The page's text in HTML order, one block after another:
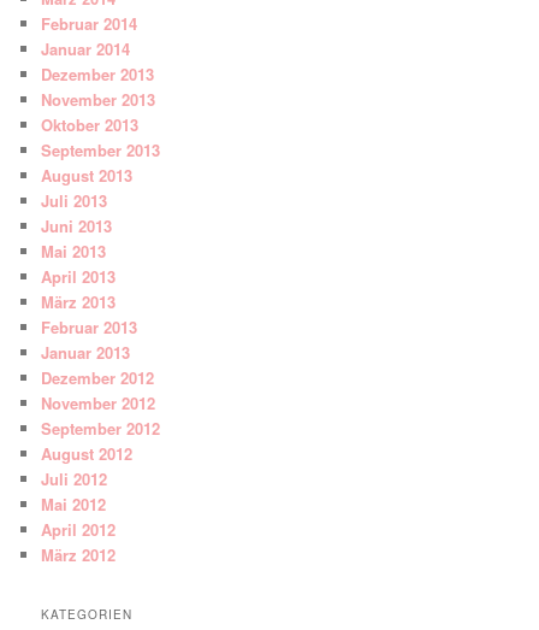
Februar 2014
Januar 2014
Dezember 2013
November 2013
Oktober 2013
September 2013
August 2013
Juli 2013
Juni 2013
Mai 2013
April 2013
März 2013
Februar 2013
Januar 2013
Dezember 2012
November 2012
September 2012
August 2012
Juli 2012
Mai 2012
April 2012
März 2012
KATEGORIEN